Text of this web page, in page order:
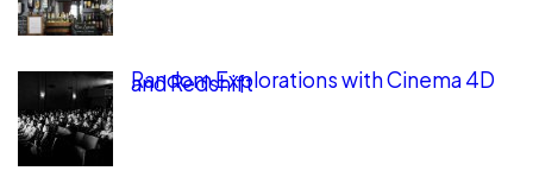
Random Explorations with Cinema 4D
and Redshift